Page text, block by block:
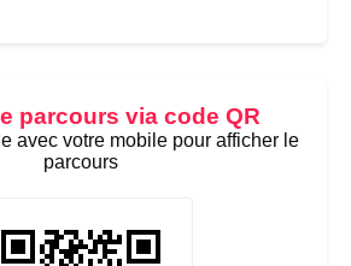
parcours via code QR
avec votre mobile pour afficher le
parcours